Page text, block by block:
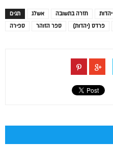
תגים אשלג חזרה בתשובה יהדות
ספירה
ספר הזוהר פרדס (יהדות)